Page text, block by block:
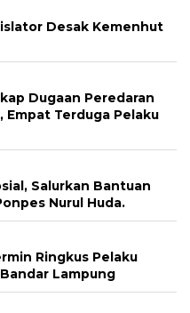
Desak Kemenhut
Dugaan Peredaran
Empat Terduga Pelaku
Salurkan Bantuan
Nurul Huda.
Ringkus Pelaku
Lampung